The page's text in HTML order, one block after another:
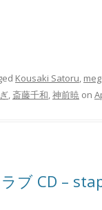
Kousaki Satoru,
, 斎藤千和,神前暁 on
ブ CD –